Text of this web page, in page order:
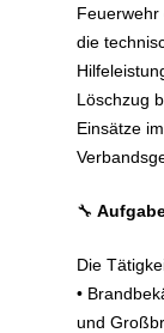
die
Löschzug
Einsätze
🔧
Die
•
und